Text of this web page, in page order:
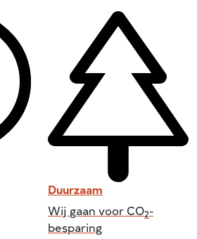
Duurzaam
Wij gaan voor CO2-
besparing